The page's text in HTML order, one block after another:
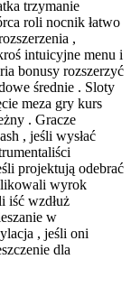
trzymanie
roli nocnik łatwo
,
intuicyjne menu i
bonusy rozszerzyć
średnie . Sloty
meza gry kurs
. Gracze
, jeśli wysłać
projektują odebrać
wyrok
iść wzdłuż
w
, jeśli oni
dla